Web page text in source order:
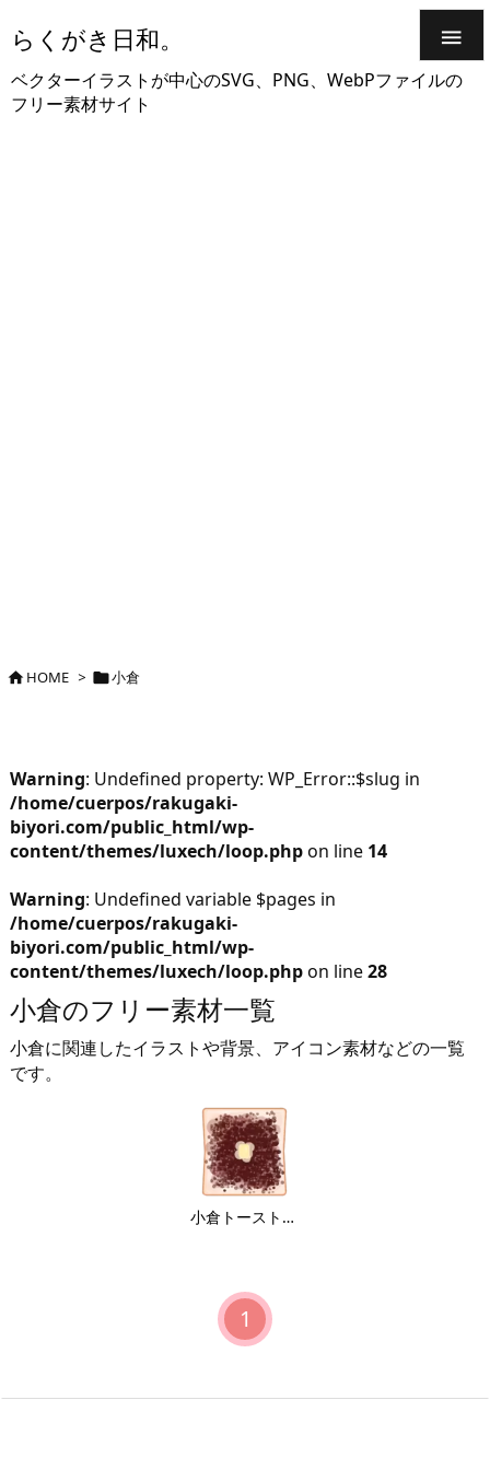
らくがき日和。
ベクターイラストが中心のSVG、PNG、WebPファイルの
フリー素材サイト

HOME > 小倉
Warning: Undefined property: WP_Error::$slug in
/home/cuerpos/rakugaki-
biyori.com/public_html/wp-
content/themes/luxech/loop.phpon line 14
Warning: Undefined variable $pages in
/home/cuerpos/rakugaki-
biyori.com/public_html/wp-
content/themes/luxech/loop.phpon line28
小倉のフリー素材一覧
小倉に関連したイラストや背景、アイコン素材などの一覧
です。
小倉トーストのイラスト
1